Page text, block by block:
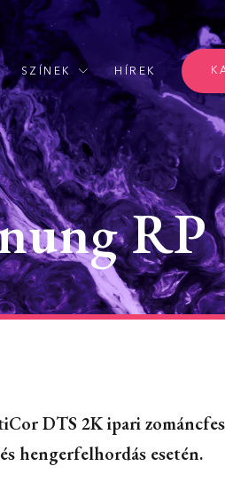
SZÍNEK HÍREK
RP
DTS 2K ipari
hengerfelhordás esetén.